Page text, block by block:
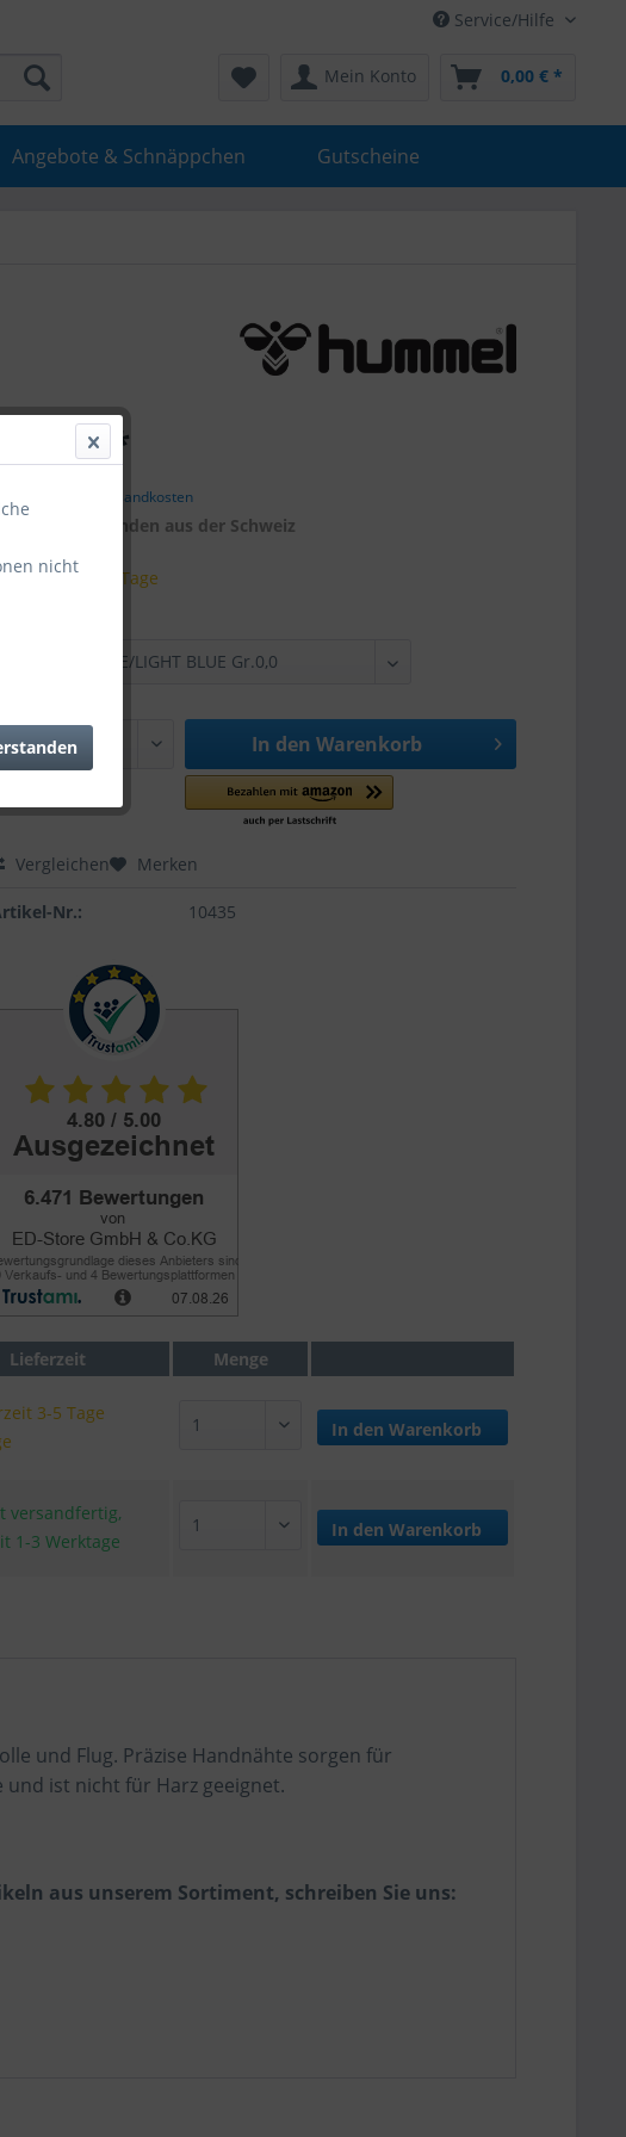
Service/Hilfe
Mein Konto 0,00 € *
Angebote & Schnäppchen Gutscheine
19,99 € *
inkl. Versandkosten
Kunden aus der Schweiz
Lieferzeit 3-5 Tage
In den Warenkorb
Vergleichen Merken
Nr.: 10435
Lieferzeit Menge
3-5 Tage
In den Warenkorb
versandfertig,
1-3 Werktage
In den Warenkorb
und Flug. Präzise Handnähte sorgen für
ist nicht für Harz geeignet.
aus unserem Sortiment, schreiben Sie uns:
nicht